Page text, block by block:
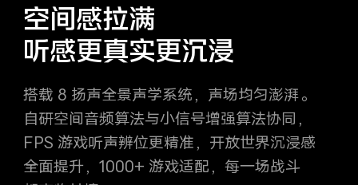
空间感拉满
听感更真实更沉浸
搭载 8 扬声全景声学系统，声场均匀澎湃。
自研空间音频算法与小信号增强算法协同，
FPS 游戏听声辨位更精准，开放世界沉浸感
全面提升， 1000+ 游戏适配，每一场战斗